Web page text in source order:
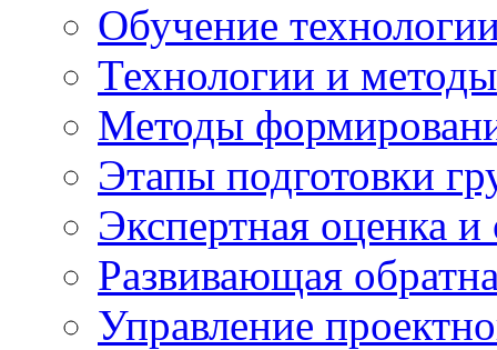
Обучение
Технологии и
Методы
Этапы подготовки
Экспертная оценка
Развивающая
Управление